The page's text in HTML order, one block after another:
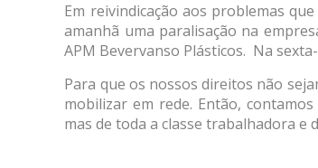
Em reivindicação aos problemas
amanhã uma paralisação na
APM Bevervanso Plásticos. Na
Para que os nossos direitos não
mobilizar em rede. Então,
mas de toda a classe trabalhadora e